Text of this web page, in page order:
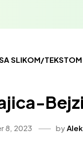
SLIKOM/TEKSTOM
8, 2023 by